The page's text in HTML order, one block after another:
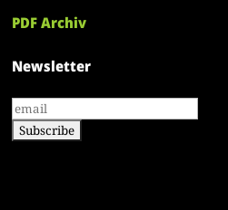
PDF Archiv
Newsletter